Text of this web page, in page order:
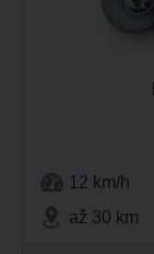
12 km/h
až 30 km